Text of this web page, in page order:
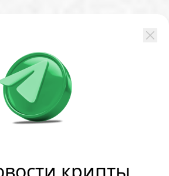
крипты
года Федеральный
Канзас-Сити предоставил
к ограниченной версии
Федрезерва через